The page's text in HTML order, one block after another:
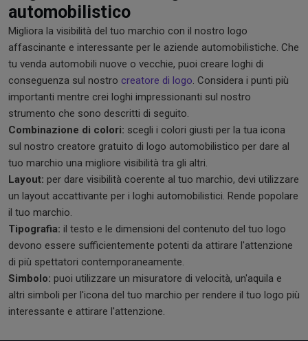
automobilistico
Migliora la visibilità del tuo marchio con il nostro logo
affascinante e interessante per le aziende automobilistiche. Che
tu venda automobili nuove o vecchie, puoi creare loghi di
conseguenza sul nostro creatore di logo. Considera i punti più
importanti mentre crei loghi impressionanti sul nostro
strumento che sono descritti di seguito.
Combinazione di colori: scegli i colori giusti per la tua icona
sul nostro creatore gratuito di logo automobilistico per dare al
tuo marchio una migliore visibilità tra gli altri.
Layout: per dare visibilità coerente al tuo marchio, devi utilizzare
un layout accattivante per i loghi automobilistici. Rende popolare
il tuo marchio.
Tipografia: il testo e le dimensioni del contenuto del tuo logo
devono essere sufficientemente potenti da attirare l'attenzione
di più spettatori contemporaneamente.
Simbolo: puoi utilizzare un misuratore di velocità, un'aquila e
altri simboli per l'icona del tuo marchio per rendere il tuo logo più
interessante e attirare l'attenzione.